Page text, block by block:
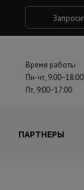
Время работы
Пн-чт, 9:00−18:00
Пт, 9:00−17:00
ПАРТНЕРЫ